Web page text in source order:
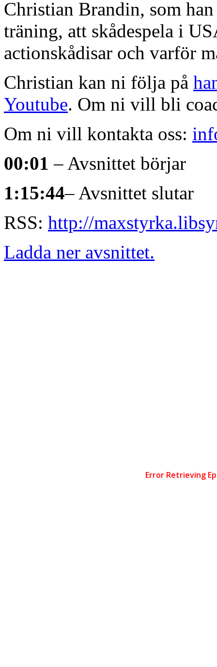
Christian Brandin, som
träning, att skådespela i
actionskådisar och varför
Christian kan ni följa på
Youtube. Om ni vill bli
Om ni vill kontakta oss:
00:01 – Avsnittet börjar
1:15:44– Avsnittet slutar
RSS: http://
Ladda ner avsnittet.